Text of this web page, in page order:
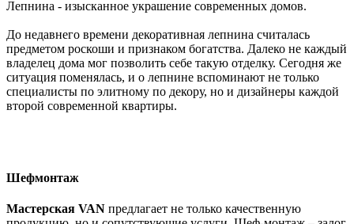
Лепнина - изысканное украшение современных домов.
До недавнего времени декоративная лепнина считалась
предметом роскоши и признаком богатства. Далеко не каждый
владелец дома мог позволить себе такую отделку. Сегодня же
ситуация поменялась, и о лепнине вспоминают не только
специалисты по элитному по декору, но и дизайнеры каждой
второй современной квартиры.
Шефмонтаж
Мастерская VAN предлагает не только качественную